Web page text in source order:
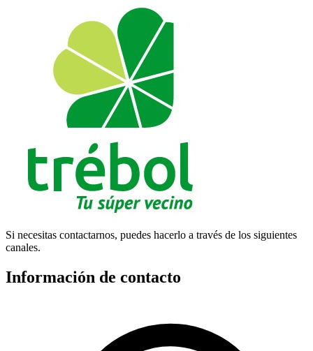
Si necesitas contactarnos, puedes hacerlo a través de los siguientes
canales.
Información de contacto